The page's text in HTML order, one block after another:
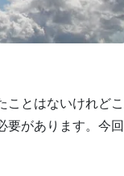
ことはないけれどこ
要があります。今回